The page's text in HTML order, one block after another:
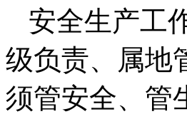
安全生产工
级负责、属地
须管安全、管